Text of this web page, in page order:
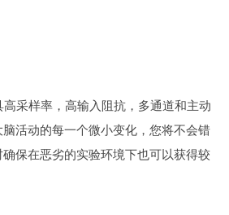
采样率，高输入阻抗，多通道和主动
活动的每一个微小变化，您将不会错
保在恶劣的实验环境下也可以获得较